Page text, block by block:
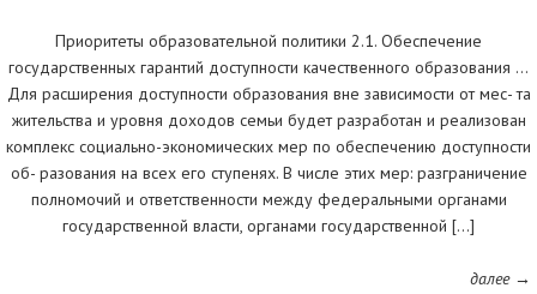
Приоритеты образовательной политики 2.1. Обеспечение
государственных гарантий доступности качественного образования …
Для расширения доступности образования вне зависимости от мес- та
жительства и уровня доходов семьи будет разработан и реализован
комплекс социально-экономических мер по обеспечению доступности
об- разования на всех его ступенях. В числе этих мер: разграничение
полномочий и ответственности между федеральными органами
государственной власти, органами государственной […]
далее →